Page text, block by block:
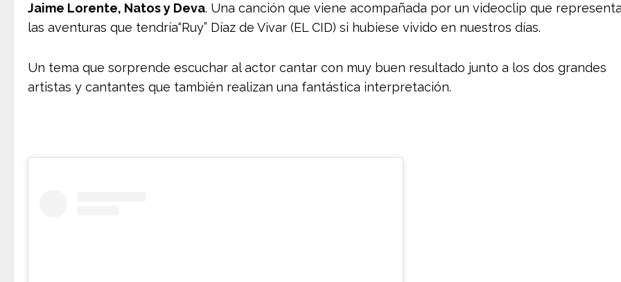
Jaime Lorente, Natos y Deva. Una canción que viene acompañada por un videoclip que
las aventuras que tendría“Ruy” Díaz de Vivar (EL CID) si hubiese vivido en nuestros días.
Un tema que sorprende escuchar al actor cantar con muy buen resultado junto a los dos grandes
artistas y cantantes que también realizan una fantástica interpretación.